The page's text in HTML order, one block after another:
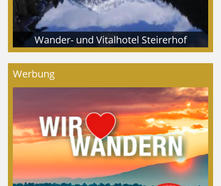
Wander- und Vitalhotel Steirerhof
Werbung